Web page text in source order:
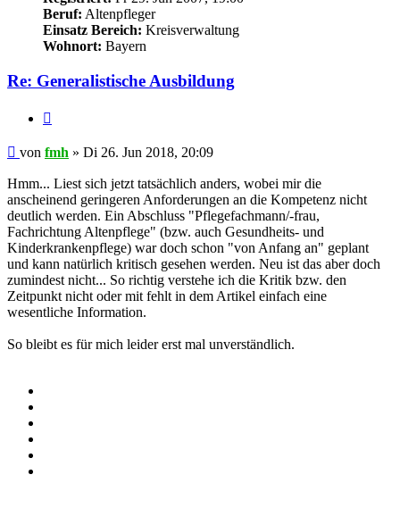
Beruf: Altenpfleger
Einsatz Bereich: Kreisverwaltung
Wohnort: Bayern
Re: Generalistische Ausbildung
Beitrag
von fmh » Di 26. Jun 2018, 20:09
Hmm... Liest sich jetzt tatsächlich anders, wobei mir die
anscheinend geringeren Anforderungen an die Kompetenz nicht
deutlich werden. Ein Abschluss "Pflegefachmann/-frau,
Fachrichtung Altenpflege" (bzw. auch Gesundheits- und
Kinderkrankenpflege) war doch schon "von Anfang an" geplant
und kann natürlich kritisch gesehen werden. Neu ist das aber doch
zumindest nicht... So richtig verstehe ich die Kritik bzw. den
Zeitpunkt nicht oder mit fehlt in dem Artikel einfach eine
wesentliche Information.
So bleibt es für mich leider erst mal unverständlich.